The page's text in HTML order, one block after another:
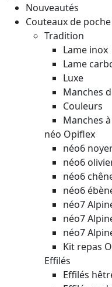
Nouveautés
Couteaux de poche
Tradition
Lame inox
Lame
Luxe
Manches
Couleurs
Manches
néo Opiflex
néo6
néo6
néo6
néo6
néo7
néo7
néo7
Kit repas
Effilés
Effilés